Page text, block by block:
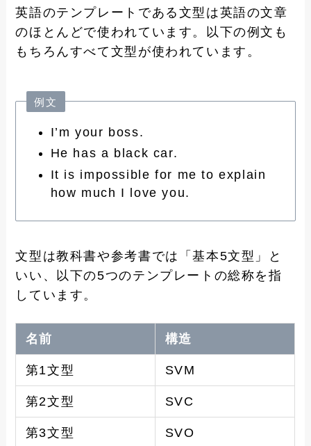
英語のテンプレートである文型は英語の文章
のほとんどで使われています。以下の例文も
もちろんすべて文型が使われています。
例文
I’m your boss.
He has a black car.
It is impossible for me to explain
how much I love you.
文型は教科書や参考書では「基本5文型」と
いい、以下の5つのテンプレートの総称を指
しています。
名前 構造
第1文型 SVM
第2文型 SVC
第3文型 SVO